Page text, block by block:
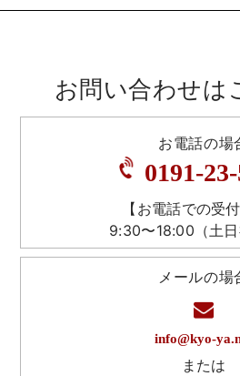
お問い合わせは
お電話の場
0191-
【お電話での受
9:30〜18:00（土日
メールの場
info@kyo-
または